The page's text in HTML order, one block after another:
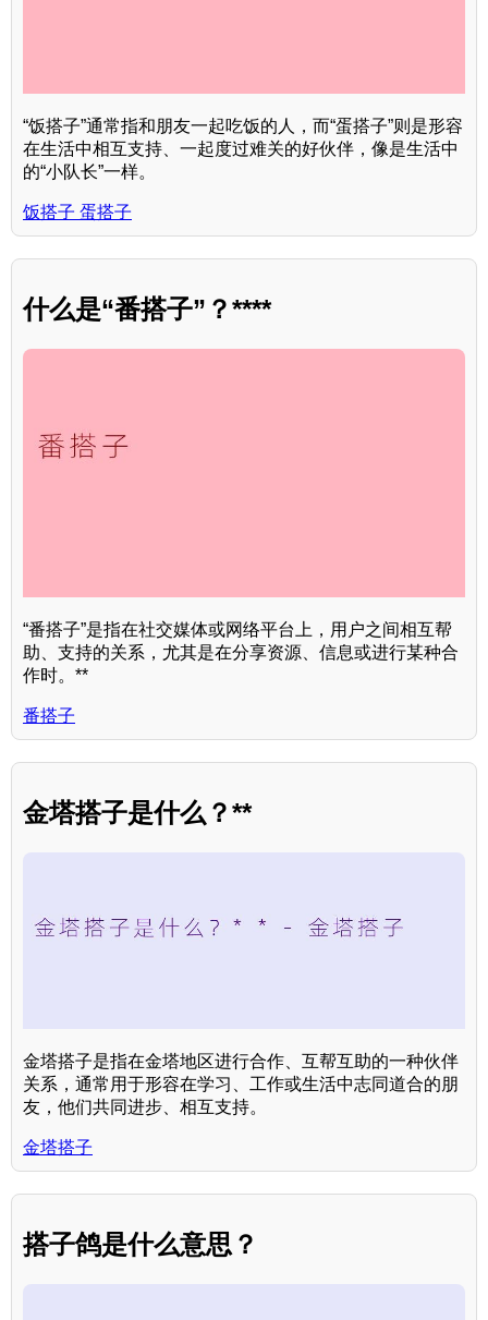
“饭搭子”通常指和朋友一起吃饭的人，而“蛋搭子”则是形容
在生活中相互支持、一起度过难关的好伙伴，像是生活中
的“小队长”一样。
饭搭子 蛋搭子
什么是“番搭子”？****
“番搭子”是指在社交媒体或网络平台上，用户之间相互帮
助、支持的关系，尤其是在分享资源、信息或进行某种合
作时。**
番搭子
金塔搭子是什么？**
金塔搭子是指在金塔地区进行合作、互帮互助的一种伙伴
关系，通常用于形容在学习、工作或生活中志同道合的朋
友，他们共同进步、相互支持。
金塔搭子
搭子鸽是什么意思？